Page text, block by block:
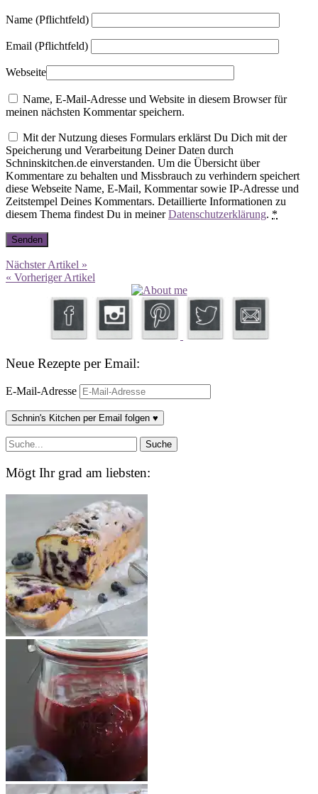
Name (Pflichtfeld)
Email (Pflichtfeld)
Webseite
Name, E-Mail-Adresse und Website in diesem Browser für
meinen nächsten Kommentar speichern.
Mit der Nutzung dieses Formulars erklärst Du Dich mit der
Speicherung und Verarbeitung Deiner Daten durch
Schninskitchen.de einverstanden. Um die Übersicht über
Kommentare zu behalten und Missbrauch zu verhindern speichert
diese Webseite Name, E-Mail, Kommentar sowie IP-Adresse und
Zeitstempel Deines Kommentars. Detaillierte Informationen zu
diesem Thema findest Du in meinerDatenschutzerklärung. *
Nächster Artikel »
« Vorheriger Artikel
Neue Rezepte per Email:
E-Mail-Adresse
Schnin's Kitchen per Email folgen ♥
Mögt Ihr grad am liebsten: